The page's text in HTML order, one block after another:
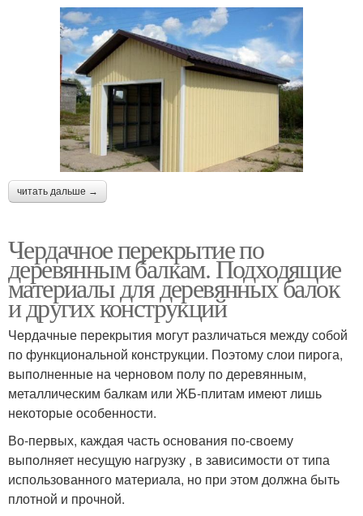
читать дальше →
Чердачное перекрытие по
деревянным балкам. Подходящие
материалы для деревянных балок
и других конструкций
Чердачные перекрытия могут различаться между собой
по функциональной конструкции. Поэтому слои пирога,
выполненные на черновом полу по деревянным,
металлическим балкам или ЖБ-плитам имеют лишь
некоторые особенности.
Во-первых, каждая часть основания по-своему
выполняет несущую нагрузку , в зависимости от типа
использованного материала, но при этом должна быть
плотной и прочной.